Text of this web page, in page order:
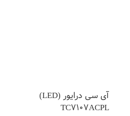
آی سی درایور (LED)
TC7107ACPL